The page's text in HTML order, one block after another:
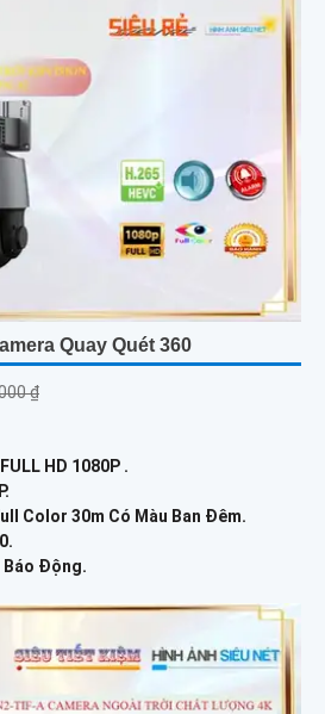
Quay Quét 360
₫
FULL HD 1080P .
IP.
Color 30m Có Màu Ban Ðêm.
Báo Động.